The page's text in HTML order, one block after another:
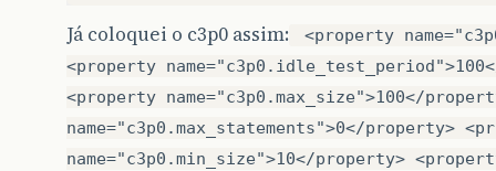
Já coloquei o c3p0 assim:
<property
<property
<property name="c3p0.max_size">100</
name="c3p0.max_statements">0</property>
name="c3p0.min_size">10</property>